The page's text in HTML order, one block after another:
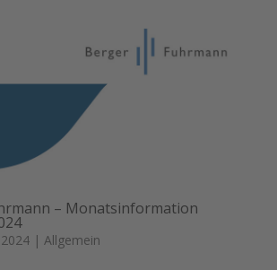
– Monatsinformation
| Allgemein